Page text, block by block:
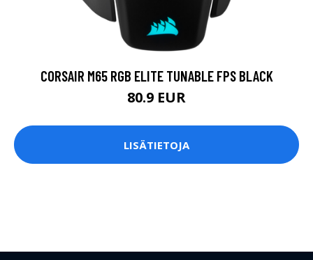
CORSAIR M65 RGB ELITE TUNABLE FPS BLACK
80.9 EUR
LISÄTIETOJA